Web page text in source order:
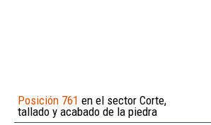
Posición 761 en el sector Corte,
tallado y acabado de la piedra